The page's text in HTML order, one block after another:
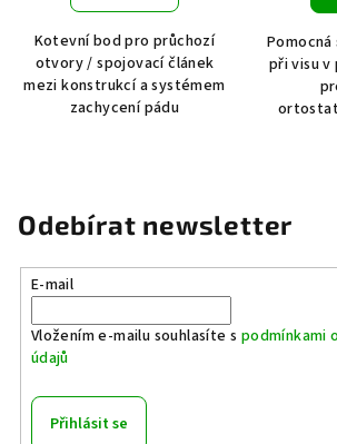
Kotevní bod pro průchozí
otvory / spojovací článek
mezi konstrukcí a systémem
zachycení pádu
při visu
Odebírat newsletter
E-mail
Vložením e-mailu souhlasíte s podmínkami
údajů
Přihlásit se